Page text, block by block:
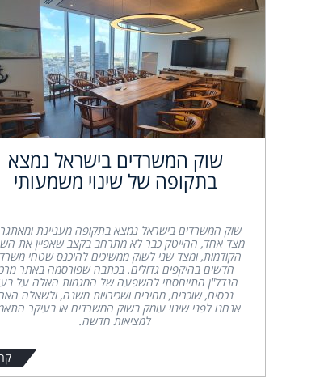
שוק המשרדים בישראל נמצא
בתקופה של שינוי משמעותי
שוק המשרדים בישראל נמצא בתקופה מעניינת
מצד אחד, ההייטק כבר לא מתרחב בקצב שאפיין את
הקודמות, ומצד שני לשוק ממשיכים להיכנס שטחי
חדשים בהיקפים גדולים. בכתבה שפורסמה באתר
הנדל"ן התייחסתי להשפעה של המגמות האלה על
נכסים, שוכרים, מחירים ושכירויות משנה, ולשאלה
אנחנו לפני שינוי עומק בשוק המשרדים או בעיקר
למציאות חדשה.